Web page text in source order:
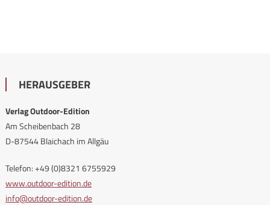
HERAUSGEBER
Verlag Outdoor-Edition
Am Scheibenbach 28
D-87544 Blaichach im Allgäu
Telefon: +49 (0)8321 6755929
www.outdoor-edition.de
info@outdoor-edition.de